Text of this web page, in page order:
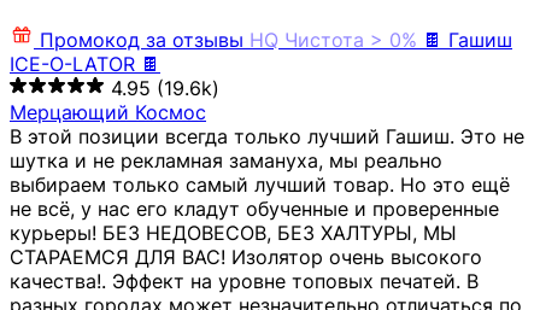
Промокод за отзывы HQ Чистота > 0% 🍫 Гашиш
ICE-O-LATOR 🍫
4.95 (19.6k)
Мерцающий Космос
В этой позиции всегда только лучший Гашиш. Это не
шутка и не рекламная замануха, мы реально
выбираем только самый лучший товар. Но это ещё
не всё, у нас его кладут обученные и проверенные
курьеры! БЕЗ НЕДОВЕСОВ, БЕЗ ХАЛТУРЫ, МЫ
СТАРАЕМСЯ ДЛЯ ВАС! Изолятор очень высокого
качества!. Эффект на уровне топовых печатей. В
разных городах может незначительно отличаться по